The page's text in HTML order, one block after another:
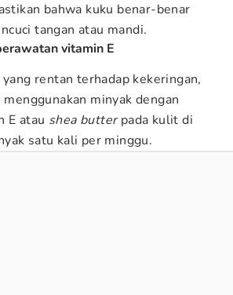
bahwa kuku benar-benar
tangan atau mandi.
vitamin E
rentan terhadap kekeringan,
minyak dengan
E atau shea butterpada kulit di
satu kali per minggu.